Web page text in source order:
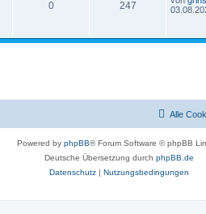
0 247
Alle
Powered by phpBB® Forum Software © phpBB
Deutsche Übersetzung durch phpBB.de
Datenschutz | Nutzungsbedingungen